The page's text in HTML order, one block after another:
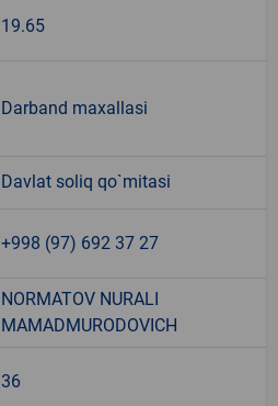
19.65
Darband maxallasi
Davlat soliq qo`mitasi
+998 (97) 692 37 27
NORMATOV NURALI
MAMADMURODOVICH
36